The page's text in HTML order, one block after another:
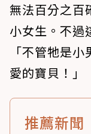
無法百分之百
小女生。不過
「不管牠是
愛的寶貝！」
推薦新聞